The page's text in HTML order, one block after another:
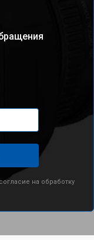
на обработку